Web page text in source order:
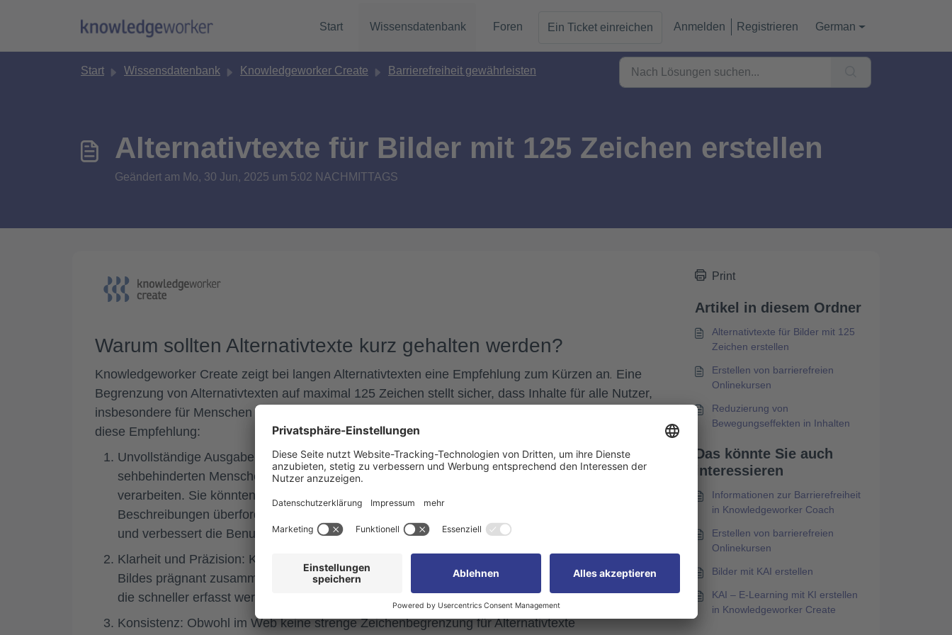
Start
Wissensdatenbank Foren Ein Ticket einreichen Anmelden Registrieren German
Start Wissensdatenbank Knowledgeworker Create Barrierefreiheit gewährleisten
Alternativtexte für Bilder mit 125 Zeichen erstellen
Geändert am Mo, 30 Jun, 2025 um 5:02 NACHMITTAGS
Warum sollten Alternativtexte kurz gehalten werden?
Knowledgeworker Create zeigt bei langen Alternativtexten eine Empfehlung zum Kürzen an. Eine
Begrenzung von Alternativtexten auf maximal 125 Zeichen stellt sicher, dass Inhalte für alle Nutzer,
insbesondere für Menschen mit Sehbehinderungen, zugänglich sind. Hier sind die Hauptgründe für
diese Empfehlung:
Unvollständige Ausgabe durch Screen Reader: Screen Reader, die von blinden und
sehbehinderten Menschen verwendet werden, können längere Alternativtexte oft nicht effektiv
verarbeiten. Sie könnten entweder den Text abschneiden oder Nutzer mit unnötig langen
Beschreibungen überfordern. Ein präziser, knapper Alternativtext erleichtert das Verständnis
und verbessert die Benutzererfahrung.
Klarheit und Präzision: Kurze Alternativtexte erzwingen, die wichtigsten Informationen eines
Bildes prägnant zusammenzufassen. Dies führt zu klareren und direkteren Beschreibungen,
die schneller erfasst werden können.
Konsistenz: Obwohl im Web keine strenge Zeichenbegrenzung für Alternativtexte
Print
Artikel in diesem Ordner
Alternativtexte für Bilder mit 125
Zeichen erstellen
Erstellen von barrierefreien
Onlinekursen
Reduzierung von
Bewegungseffekten in Inhalten
Das könnte Sie auch
interessieren
Informationen zur Barrierefreiheit
in Knowledgeworker Coach
Erstellen von barrierefreien
Onlinekursen
Bilder mit KAI erstellen
KAI – E-Learning mit KI erstellen
in Knowledgeworker Create